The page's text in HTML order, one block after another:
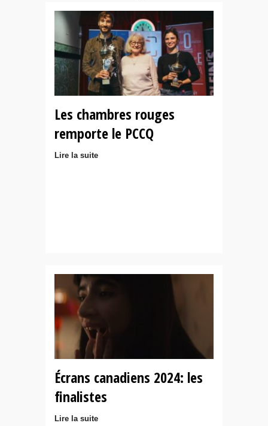
Les chambres rouges
remporte le PCCQ
Lire la suite
Écrans canadiens 2024: les
finalistes
Lire la suite